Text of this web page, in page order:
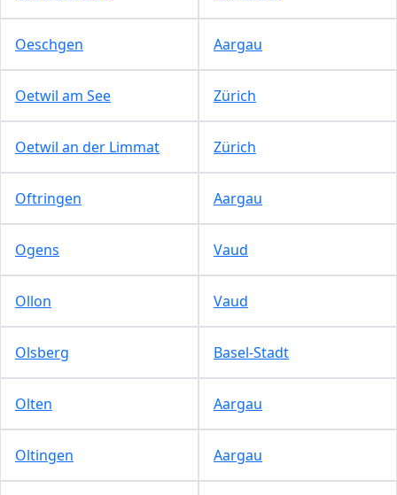
Oeschgen Aargau
Oetwil am See Zürich
Oetwil an der Limmat Zürich
Oftringen Aargau
Ogens Vaud
Ollon Vaud
Olsberg Basel-Stadt
Olten Aargau
Oltingen Aargau